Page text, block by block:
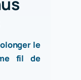
le
fil de